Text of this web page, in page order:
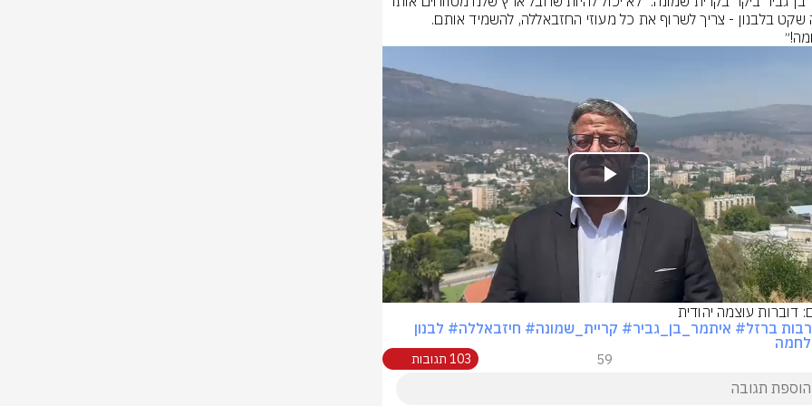
Play
Video
דוברות עוצמה יהודית
ברזל# איתמר_בן_גביר# קריית_שמונה# חיזבאללה# לבנון
59 103 תגובות